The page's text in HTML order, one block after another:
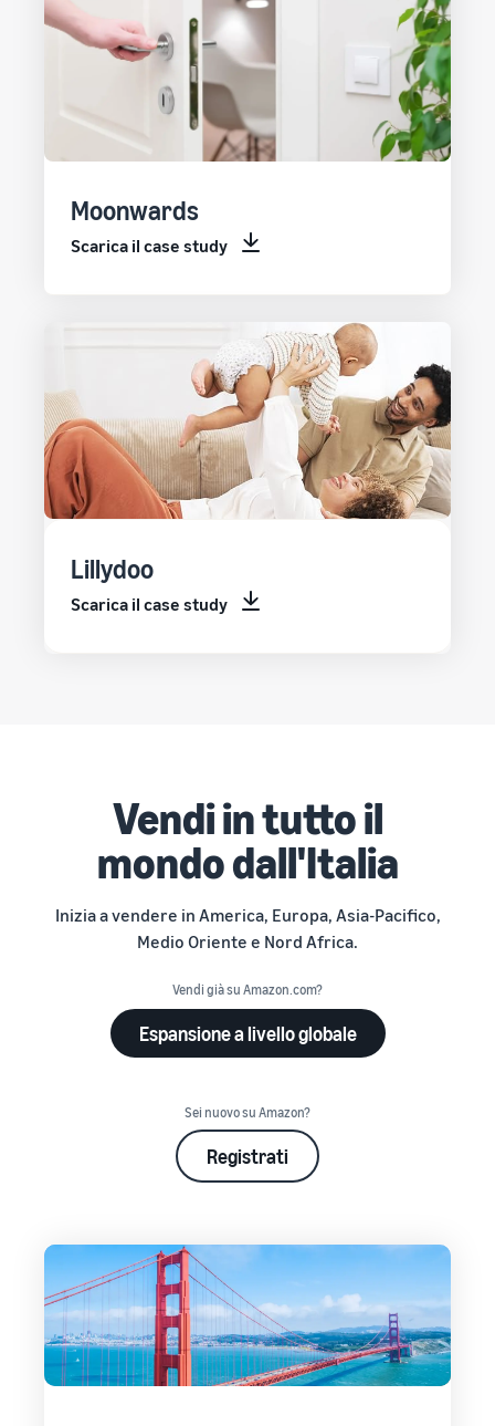
Moonwards
Scarica il case study
Lillydoo
Scarica il case study
Vendi in tutto il
mondo dall'Italia
Inizia a vendere in America, Europa, Asia-Pacifico,
Medio Oriente e Nord Africa.
Vendi già su Amazon.com?
Espansione a livello globale
Sei nuovo su Amazon?
Registrati